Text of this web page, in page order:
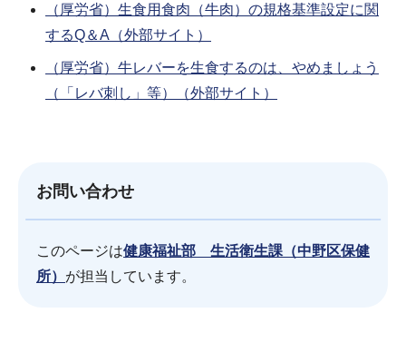
（厚労省）生食用食肉（牛肉）の規格基準設定に関
するQ＆A（外部サイト）
（厚労省）牛レバーを生食するのは、やめましょう
（「レバ刺し」等）（外部サイト）
お問い合わせ
このページは健康福祉部 生活衛生課（中野区保健
所） が担当しています。